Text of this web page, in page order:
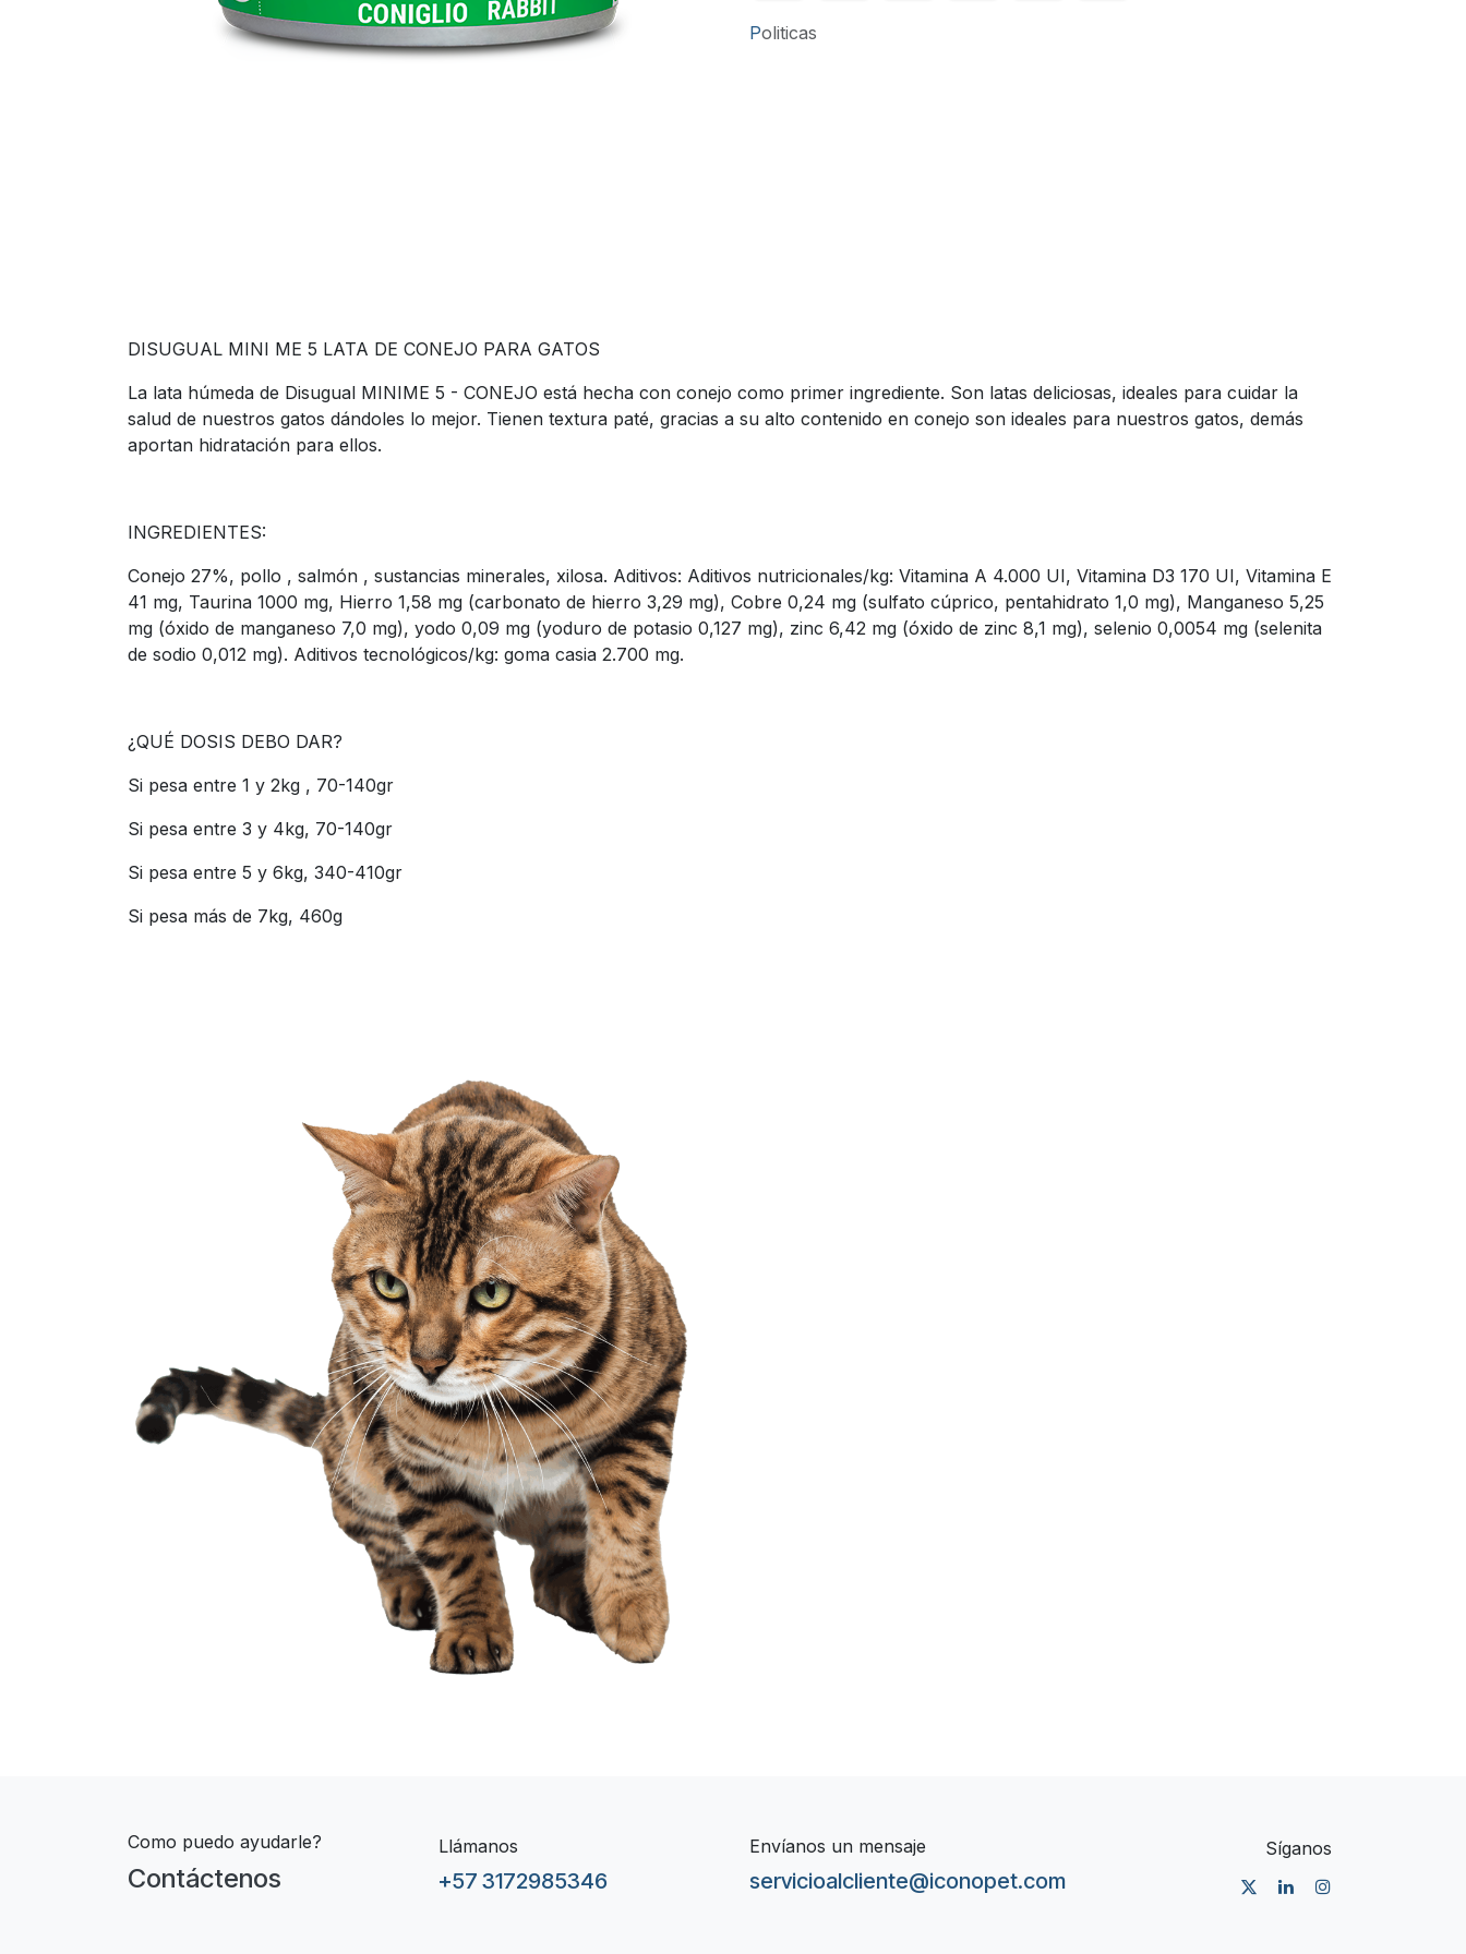
Politicas
DISUGUAL MINI ME 5 LATA DE CONEJO PARA GATOS
La lata húmeda de Disugual MINIME 5 - CONEJO está hecha con conejo como primer ingrediente. Son latas deliciosas, ideales para cuidar la
salud de nuestros gatos dándoles lo mejor. Tienen textura paté, gracias a su alto contenido en conejo son ideales para nuestros gatos, demás
aportan hidratación para ellos.
INGREDIENTES:
Conejo 27%, pollo , salmón , sustancias minerales, xilosa. Aditivos: Aditivos nutricionales/kg: Vitamina A 4.000 UI, Vitamina D3 170 UI, Vitamina E
41 mg, Taurina 1000 mg, Hierro 1,58 mg (carbonato de hierro 3,29 mg), Cobre 0,24 mg (sulfato cúprico, pentahidrato 1,0 mg), Manganeso 5,25
mg (óxido de manganeso 7,0 mg), yodo 0,09 mg (yoduro de potasio 0,127 mg), zinc 6,42 mg (óxido de zinc 8,1 mg), selenio 0,0054 mg (selenita
de sodio 0,012 mg). Aditivos tecnológicos/kg: goma casia 2.700 mg.
¿QUÉ DOSIS DEBO DAR?
Si pesa entre 1 y 2kg , 70-140gr
Si pesa entre 3 y 4kg, 70-140gr
Si pesa entre 5 y 6kg, 340-410gr
Si pesa más de 7kg, 460g
Como puedo ayudarle?
Contáctenos
Llámanos
+57 3172985346
Envíanos un mensaje
servicioalcliente@iconopet.com
Síganos